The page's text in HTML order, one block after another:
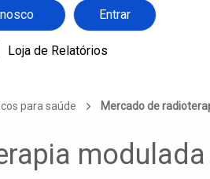
Entrar
Loja de Relatórios
para saúde Mercado de